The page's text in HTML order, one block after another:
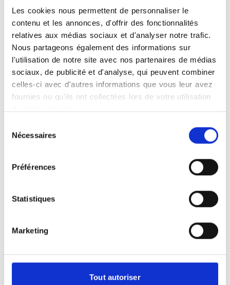
Les cookies nous permettent de personnaliser le
contenu et les annonces, d'offrir des fonctionnalités
relatives aux médias sociaux et d'analyser notre trafic.
Nous partageons également des informations sur
l'utilisation de notre site avec nos partenaires de médias
sociaux, de publicité et d'analyse, qui peuvent combiner
celles-ci avec d'autres informations que vous leur avez
fournies ou qu'ils ont collectées lors de votre utilisation
Nécessaires
Préférences
Statistiques
Marketing
Tout autoriser
cou, des articulations, du rachis, des
muscles, du sein, de l'abdomen, du
pelvis, du cour et des vaisseaux. L'IRM
permet de détecter certaines anomalies
qui ne sont pas visibles sur les
radiographies simples, sur l'échographie
et même sur un scanner.
Se préparer pour un IRM
l'examen ?
précédents examens d'IRM, ainsi que de
tout autre examen radiologique ou
toujours intéressant de comparer les
Si vous devez également apporter un
produit de contraste, cela vous sera
indiqué à la prise de rendez-vous.